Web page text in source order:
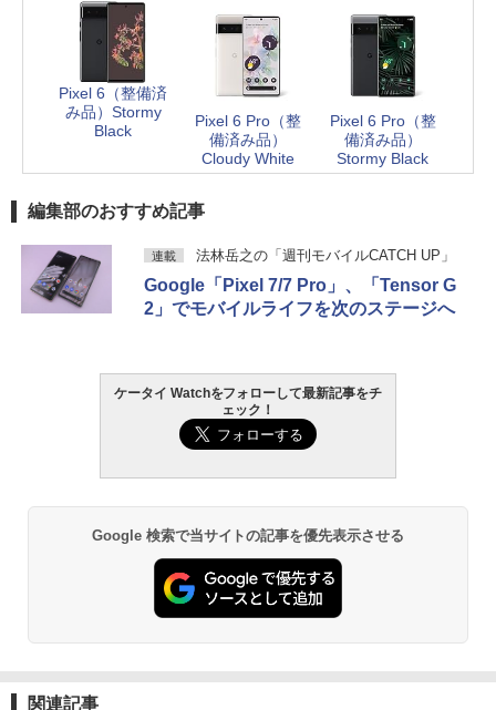
Pixel 6（整備済
み品）Stormy
Black
Pixel 6 Pro（整
備済み品）
Cloudy White
Pixel 6 Pro（整
備済み品）
Stormy Black
編集部のおすすめ記事
連載 法林岳之の「週刊モバイルCATCH UP」
Google「Pixel 7/7 Pro」、「Tensor G
2」でモバイルライフを次のステージへ
ケータイ Watchをフォローして最新記事をチ
ェック！
Google 検索で当サイトの記事を優先表示させる
関連記事